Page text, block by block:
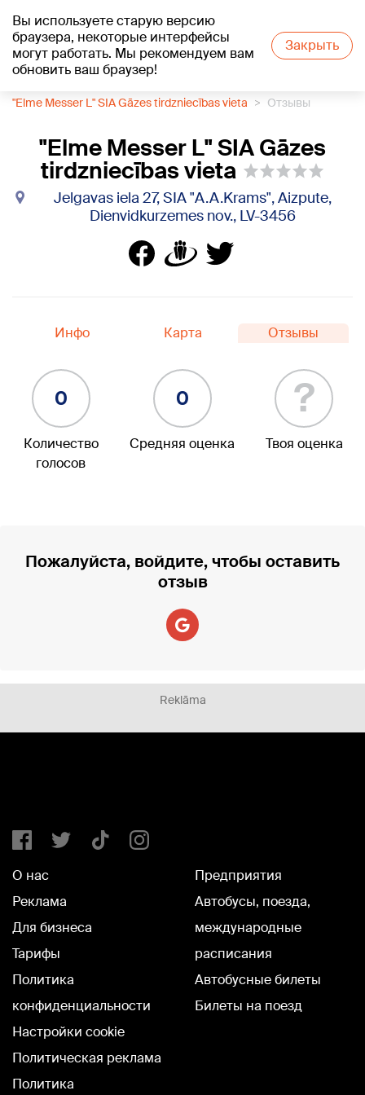
Вы используете старую версию
браузера, некоторые интерфейсы
могут работать. Мы рекомендуем вам
обновить ваш браузер!
Закрыть
+20°C
"Elme Messer L" SIA Gāzes tirdzniecības vieta
Отзывы
"Elme Messer L" SIA Gāzes
tirdzniecības vieta
Jelgavas iela 27, SIA "A.A.Krams", Aizpute,
Dienvidkurzemes nov., LV-3456
Инфо Карта Отзывы
0
Количество
голосов
0
Средняя оценка
?
Твоя оценка
Пожалуйста, войдите, чтобы оставить
отзыв
Reklāma
О нас
Реклама
Для бизнеса
Тарифы
Политика
конфиденциальности
Настройки cookie
Политическая реклама
Политика
Предприятия
Автобусы, поезда,
международные
расписания
Автобусные билеты
Билеты на поезд